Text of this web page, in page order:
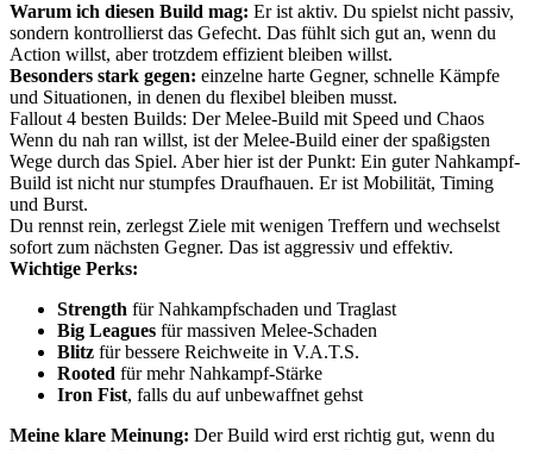
Warum ich diesen Build mag: Er ist aktiv. Du spielst nicht passiv,
sondern kontrollierst das Gefecht. Das fühlt sich gut an, wenn du
Action willst, aber trotzdem effizient bleiben willst.
Besonders stark gegen: einzelne harte Gegner, schnelle Kämpfe
und Situationen, in denen du flexibel bleiben musst.
Fallout 4 besten Builds: Der Melee-Build mit Speed und Chaos
Wenn du nah ran willst, ist der Melee-Build einer der spaßigsten
Wege durch das Spiel. Aber hier ist der Punkt: Ein guter Nahkampf-
Build ist nicht nur stumpfes Draufhauen. Er ist Mobilität, Timing
und Burst.
Du rennst rein, zerlegst Ziele mit wenigen Treffern und wechselst
sofort zum nächsten Gegner. Das ist aggressiv und effektiv.
Wichtige Perks:
Strength für Nahkampfschaden und Traglast
Big Leagues für massiven Melee-Schaden
Blitz für bessere Reichweite in V.A.T.S.
Rooted für mehr Nahkampf-Stärke
Iron Fist, falls du auf unbewaffnet gehst
Meine klare Meinung: Der Build wird erst richtig gut, wenn du